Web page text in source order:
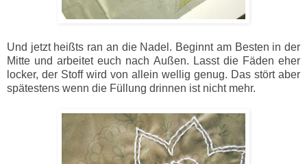
Und jetzt heißts ran an die Nadel. Beginnt am Besten in der
Mitte und arbeitet euch nach Außen. Lasst die Fäden eher
locker, der Stoff wird von allein wellig genug. Das stört aber
spätestens wenn die Füllung drinnen ist nicht mehr.